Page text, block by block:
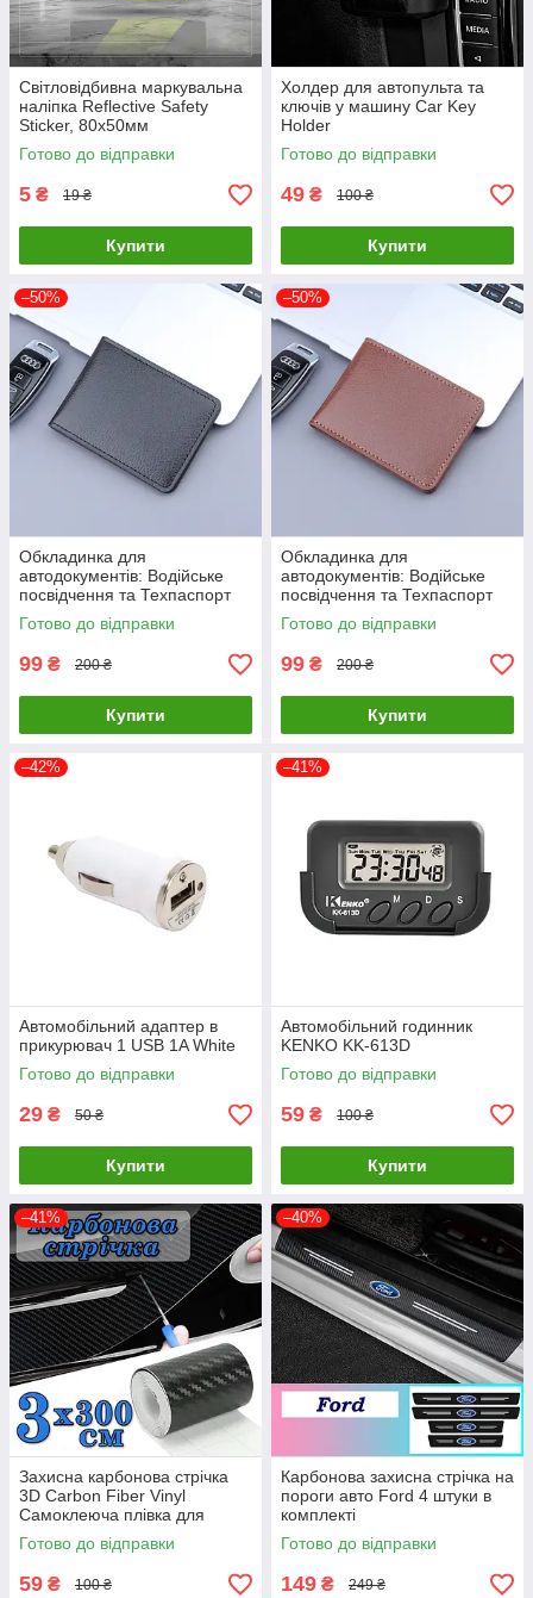
Світловідбивна маркувальна
наліпка Reflective Safety
Sticker, 80х50мм
Готово до відправки
5 ₴ 19 ₴
Купити
Холдер для автопульта та
ключів у машину Car Key
Holder
Готово до відправки
49 ₴ 100 ₴
Купити
–50%
Обкладинка для
автодокументів: Водійське
посвідчення та Техпаспорт
Driver License Holder Black
Готово до відправки
99 ₴ 200 ₴
Купити
–50%
Обкладинка для
автодокументів: Водійське
посвідчення та Техпаспорт
Driver License Holder Brown
Готово до відправки
99 ₴ 200 ₴
Купити
–42%
Автомобільний адаптер в
прикурювач 1 USB 1A White
Готово до відправки
29 ₴ 50 ₴
Купити
–41%
Автомобільний годинник
KENKO KK-613D
Готово до відправки
59 ₴ 100 ₴
Купити
–41%
Захисна карбонова стрічка
3D Carbon Fiber Vinyl
Самоклеюча плівка для
тюнінгу авто, порогів,
бампера 3х300 см
Готово до відправки
59 ₴ 100 ₴
–40%
Карбонова захисна стрічка на
пороги авто Ford 4 штуки в
комплекті
Готово до відправки
149 ₴ 249 ₴